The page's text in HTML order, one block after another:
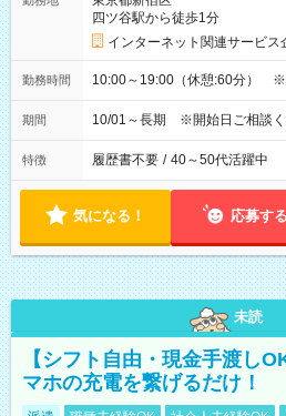
四ツ谷駅から徒歩1分
インターネット関連サービス
勤務時間 10:00～19:00（休憩:60分） ※
期間 10/01～長期 ※開始日ご相談く
特徴 履歴書不要 / 40～50代活躍中
気になる！ 応募する
未読
【シフト自由・現金手渡し
マホの充電を繋げるだけ！